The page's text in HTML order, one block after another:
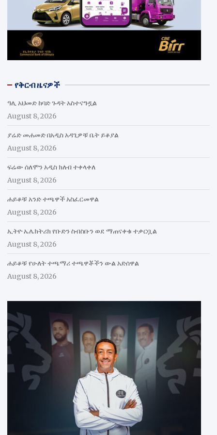
የቅርብ ዜናዎች
ዓሊ አህመድ ከባድ ጉዳት አስተናግዷል
August 8, 2026
ያሬድ መሐመድ በአዲስ አዳጊዎቹ ቤት ይቆያል
August 8, 2026
ፍሬው ሰለሞን አዲስ ክለብ ተቀላቀለ
August 8, 2026
ሐይቆቹ አንድ ተጫዋች አስፈርመዋል
August 8, 2026
ኢትዮ ኤሌክትሪክ የቡድን ስብስቡን ወደ ማጠናቀቁ ተቃርቧል
August 8, 2026
ሐይቆቹ የሁለት ተጫማሪ ተጫዋቾችን ውል አድሰዋል
August 8, 2026